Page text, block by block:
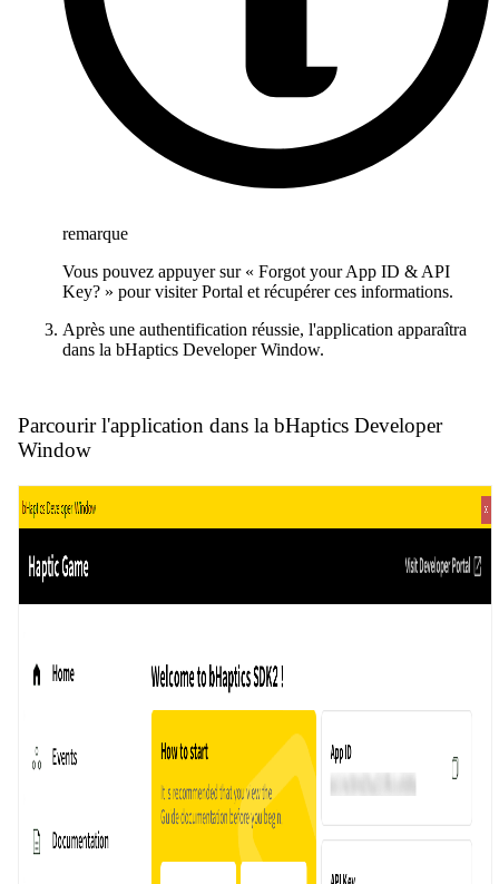
remarque
Vous pouvez appuyer sur « Forgot your App ID & API
Key? » pour visiter Portal et récupérer ces informations.
Après une authentification réussie, l'application apparaîtra
dans la bHaptics Developer Window.
Parcourir l'application dans la bHaptics Developer
Window